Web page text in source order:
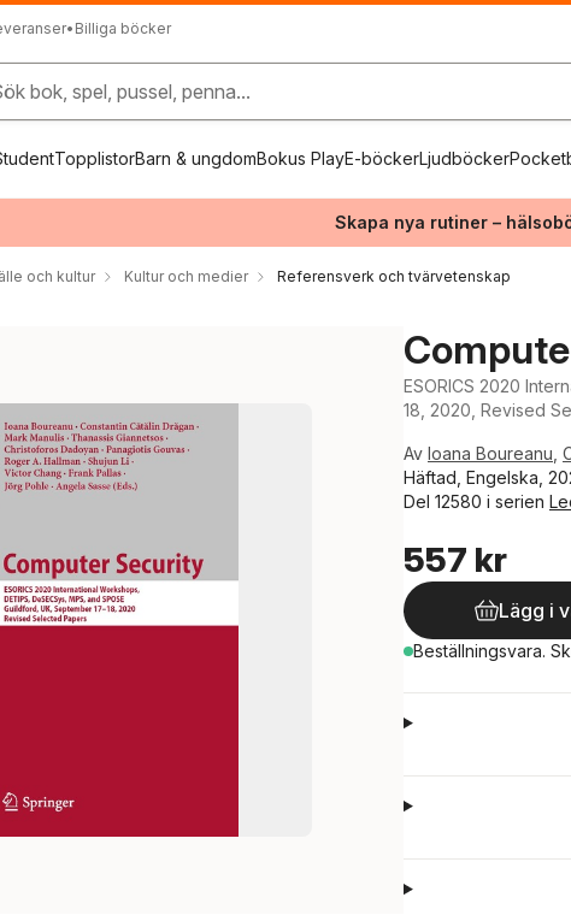
• Billiga böcker
bok, spel, pussel, penna...
TopplistorBarn & ungdomBokus PlayE-böckerLjudböcker
Skapa nya rutiner –
och kultur Kultur och medier Referensverk och tvärvetenskap
ESORICS 2020
18, 2020, Revised
Av Ioana Boureanu
Häftad, Engelska,
Del 12580 i serien
557 kr
Lägg i
Beställningsvara.